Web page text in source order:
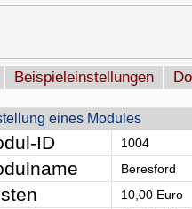
Beispieleinstellungen
eines Modules
ID 1004
Beresford
10,00 Euro